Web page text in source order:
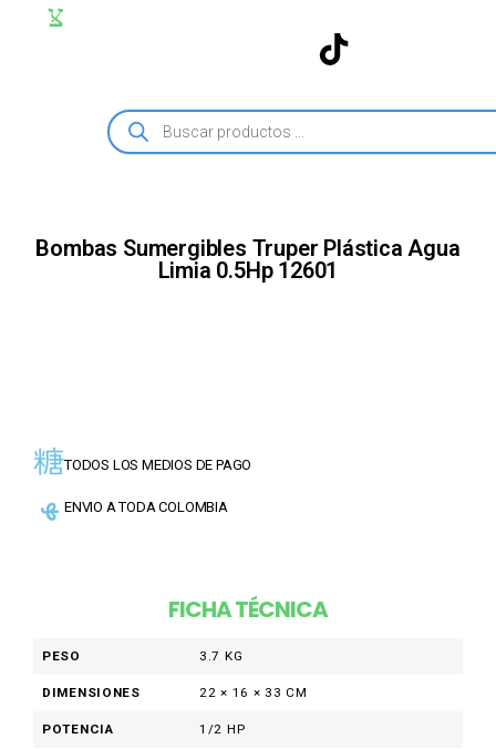
Bombas Sumergibles Truper Plástica Agua
Limia 0.5Hp 12601
TODOS LOS MEDIOS DE PAGO
ENVIO A TODA COLOMBIA
FICHA TÉCNICA
PESO 3.7 KG
DIMENSIONES 22 × 16 × 33 CM
POTENCIA 1/2 HP